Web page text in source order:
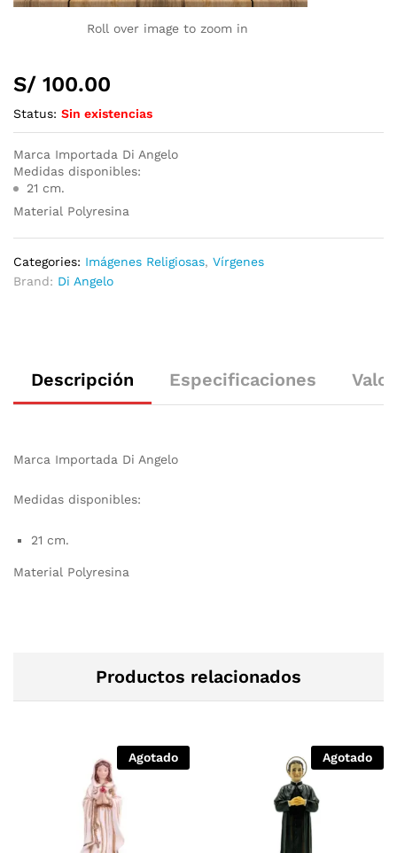
Roll over image to zoom in
S/ 100.00
Status: Sin existencias
Marca Importada Di Angelo
Medidas disponibles:
21 cm.
Material Polyresina
Categories: Imágenes Religiosas, Vírgenes
Brand: Di Angelo
Descripción Especificaciones
Marca Importada Di Angelo
Medidas disponibles:
21 cm.
Material Polyresina
Productos relacionados
Agotado Agotado